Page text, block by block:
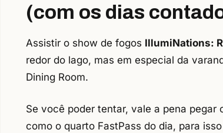
(com os dias
Assistir o show de fogos IllumiNations:
redor do lago, mas em especial da
Dining Room.
Se você poder tentar, vale a pena
como o quarto FastPass do dia, para